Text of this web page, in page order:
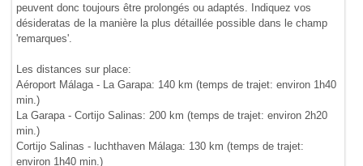
peuvent donc toujours être prolongés ou adaptés. Indiquez vos
désideratas de la manière la plus détaillée possible dans le champ
'remarques'.
Les distances sur place:
Aéroport Málaga - La Garapa: 140 km (temps de trajet: environ 1h40
min.)
La Garapa - Cortijo Salinas: 200 km (temps de trajet: environ 2h20
min.)
Cortijo Salinas - luchthaven Málaga: 130 km (temps de trajet:
environ 1h40 min.)